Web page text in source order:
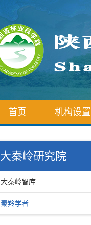
首页 机构设置
大秦岭研究院
大秦岭智库
秦羚学者